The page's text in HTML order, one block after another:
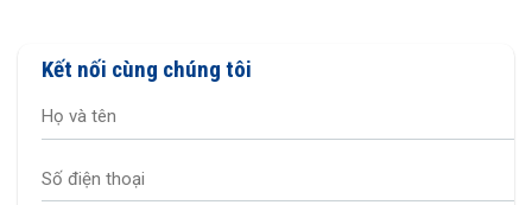
Kết nối cùng chúng tôi